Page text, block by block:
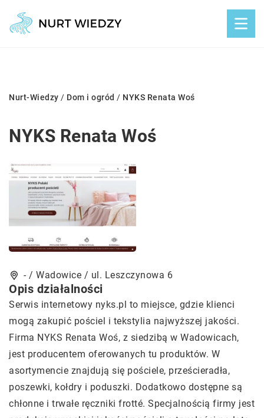
Nurt-Wiedzy / Dom i ogród / NYKS Renata Woś
NYKS Renata Woś
- / Wadowice / ul. Leszczynowa 6
Opis działalności
Serwis internetowy nyks.pl to miejsce, gdzie klienci
mogą zakupić pościel i tekstylia najwyższej jakości.
Firma NYKS Renata Woś, z siedzibą w Wadowicach,
jest producentem oferowanych tu produktów. W
asortymencie znajdują się pościele, prześcieradła,
poszewki, kołdry i poduszki. Dodatkowo dostępne są
chłonne i trwałe ręczniki frotté. Specjalnością firmy jest